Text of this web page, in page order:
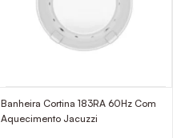
Banheira Cortina 183RA 60Hz Com
Aquecimento Jacuzzi